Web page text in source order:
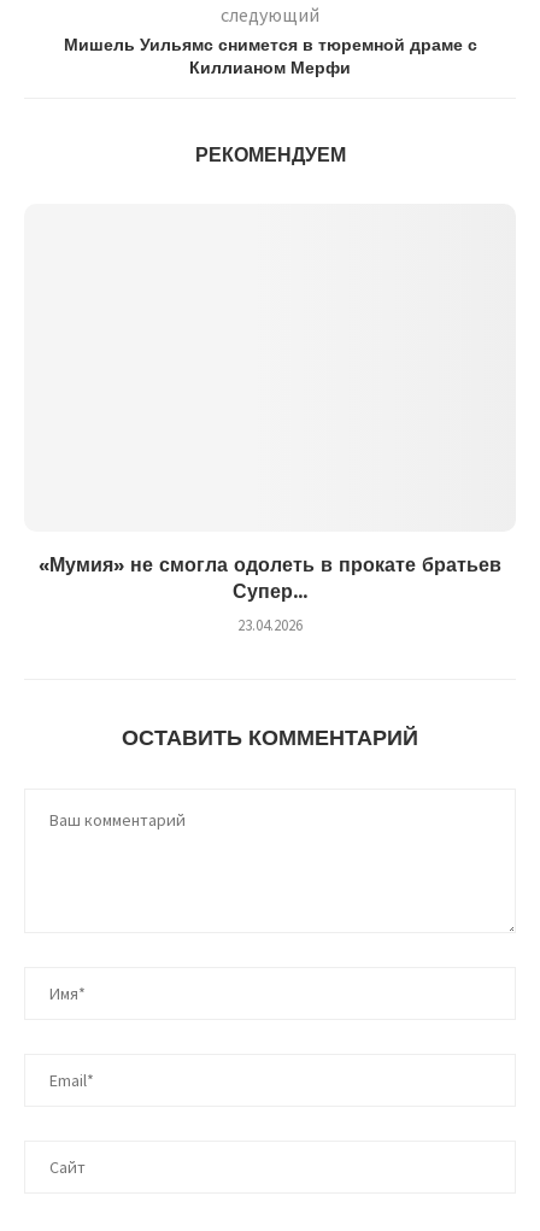
следующий
Мишель Уильямс снимется в тюремной драме с
Киллианом Мерфи
РЕКОМЕНДУЕМ
«Мумия» не смогла одолеть в прокате братьев
Супер...
23.04.2026
ОСТАВИТЬ КОММЕНТАРИЙ